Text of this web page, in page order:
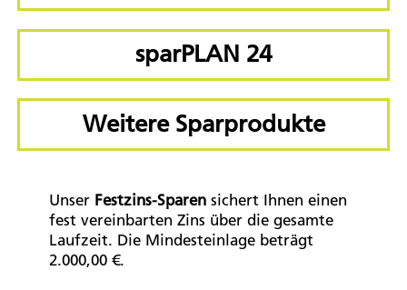
sparPLAN 24
Weitere Sparprodukte
Unser Festzins-Sparensichert Ihnen einen
fest vereinbarten Zins über die gesamte
Laufzeit. Die Mindesteinlage beträgt
2.000,00 €.